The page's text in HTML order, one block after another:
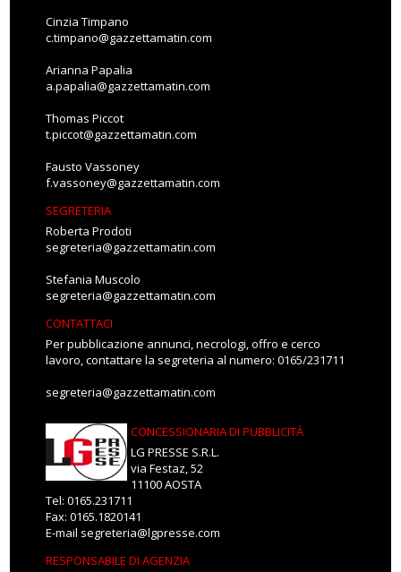
Cinzia Timpano
c.timpano@gazzettamatin.com
Arianna Papalia
a.papalia@gazzettamatin.com
Thomas Piccot
t.piccot@gazzettamatin.com
Fausto Vassoney
f.vassoney@gazzettamatin.com
SEGRETERIA
Roberta Prodoti
segreteria@gazzettamatin.com
Stefania Muscolo
segreteria@gazzettamatin.com
CONTATTACI
Per pubblicazione annunci, necrologi, offro e cerco
lavoro, contattare la segreteria al numero: 0165/231711
segreteria@gazzettamatin.com
CONCESSIONARIA DI PUBBLICITÀ
LG PRESSE S.R.L.
via Festaz, 52
11100 AOSTA
Tel: 0165.231711
Fax: 0165.1820141
E-mail segreteria@lgpresse.com
RESPONSABILE DI AGENZIA